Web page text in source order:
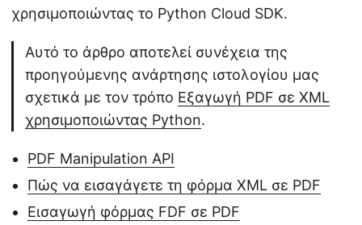
χρησιμοποιώντας το Python Cloud SDK.
Αυτό το άρθρο αποτελεί συνέχεια της
προηγούμενης ανάρτησης ιστολογίου μας
σχετικά με τον τρόπο Εξαγωγή PDF σε XML
χρησιμοποιώντας Python.
PDF Manipulation API
Πώς να εισαγάγετε τη φόρμα XML σε PDF
Εισαγωγή φόρμας FDF σε PDF